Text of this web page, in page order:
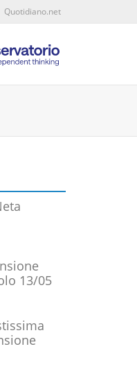
Quotidiano.net
13/05